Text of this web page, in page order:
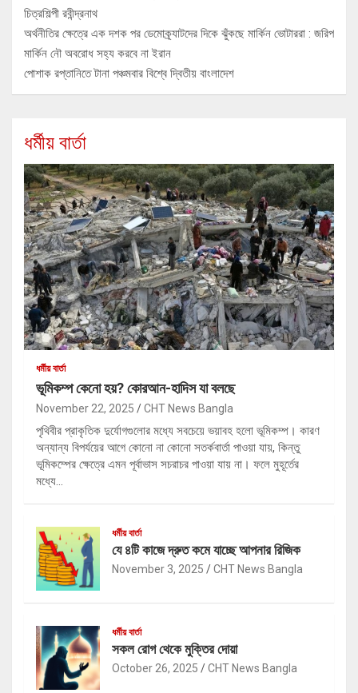
চিত্রশিল্পী রবীন্দ্রনাথ
অর্থনীতির ক্ষেত্রে এক দশক পর ডেমোক্র্যাটদের দিকে ঝুঁকছে মার্কিন ভোটাররা : জরিপ
মার্কিন নৌ অবরোধ সহ্য করবে না ইরান
পোশাক রপ্তানিতে টানা পঞ্চমবার বিশ্বে দ্বিতীয় বাংলাদেশ
ধর্মীয় বার্তা
ধর্মীয় বার্তা
ভূমিকম্প কেনো হয়? কোরআন-হাদিস যা বলছে
November 22, 2025 CHT News Bangla
পৃথিবীর প্রাকৃতিক দুর্যোগগুলোর মধ্যে সবচেয়ে ভয়াবহ হলো ভূমিকম্প। কারণ
অন্যান্য বিপর্যয়ের আগে কোনো না কোনো সতর্কবার্তা পাওয়া যায়, কিন্তু
ভূমিকম্পের ক্ষেত্রে এমন পূর্বাভাস সচরাচর পাওয়া যায় না। ফলে মুহূর্তের
মধ্যে…
ধর্মীয় বার্তা
যে ৪টি কাজে দ্রুত কমে যাচ্ছে আপনার রিজিক
November 3, 2025 CHT News Bangla
ধর্মীয় বার্তা
সকল রোগ থেকে মুক্তির দোয়া
October 26, 2025 CHT News Bangla